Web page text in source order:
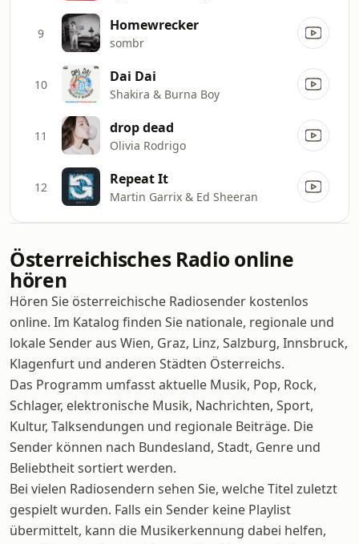
9 Homewrecker
sombr
10 Dai Dai
Shakira & Burna Boy
11 drop dead
Olivia Rodrigo
12 Repeat It
Martin Garrix & Ed Sheeran
Österreichisches Radio online
hören
Hören Sie österreichische Radiosender kostenlos
online. Im Katalog finden Sie nationale, regionale und
lokale Sender aus Wien, Graz, Linz, Salzburg, Innsbruck,
Klagenfurt und anderen Städten Österreichs.
Das Programm umfasst aktuelle Musik, Pop, Rock,
Schlager, elektronische Musik, Nachrichten, Sport,
Kultur, Talksendungen und regionale Beiträge. Die
Sender können nach Bundesland, Stadt, Genre und
Beliebtheit sortiert werden.
Bei vielen Radiosendern sehen Sie, welche Titel zuletzt
gespielt wurden. Falls ein Sender keine Playlist
übermittelt, kann die Musikerkennung dabei helfen,